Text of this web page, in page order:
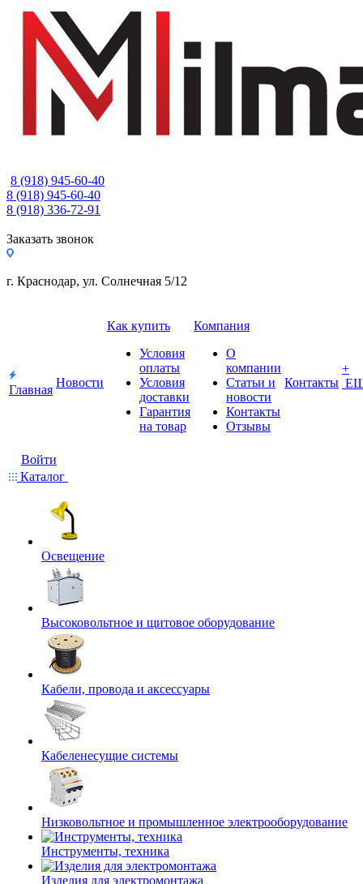
8 (918) 945-60-40
8 (918) 945-60-40
8 (918) 336-72-91
Заказать звонок
г. Краснодар, ул. Солнечная 5/12
Главная
Новости
Как купить
Условия
оплаты
Условия
доставки
Гарантия
на товар
Компания
О
компании
Статьи и
новости
Контакты
Отзывы
Контакты
+
Войти
Каталог
Освещение
Высоковольтное и щитовое оборудование
Кабели, провода и аксессуары
Кабеленесущие системы
Низковольтное и промышленное электрооборудование
Инструменты, техника
Изделия для электромонтажа